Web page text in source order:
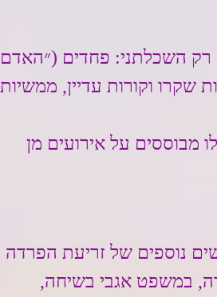
רק השכלתני: פחדים (״האדם
שקרו וקורות עדיין, ממשיות
מבוססים על אירועים מן
נוספים של זריעת הפרדה
במשפט אגבי בשיחה,